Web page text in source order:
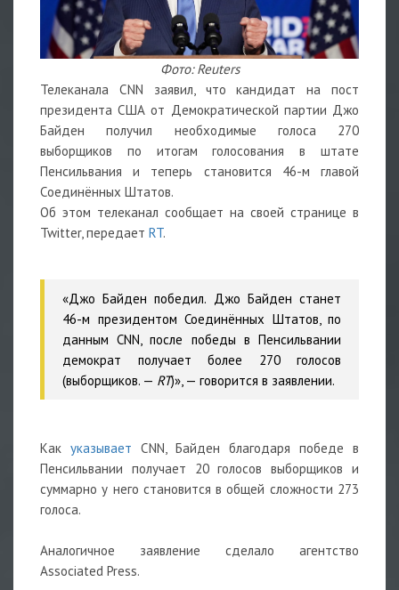
Фото: Reuters
Телеканала CNN заявил, что кандидат на пост
президента США от Демократической партии Джо
Байден получил необходимые голоса 270
выборщиков по итогам голосования в штате
Пенсильвания и теперь становится 46-м главой
Соединённых Штатов.
Об этом телеканал сообщает на своей странице в
Twitter, передает RT.
«Джо Байден победил. Джо Байден станет
46-м президентом Соединённых Штатов, по
данным CNN, после победы в Пенсильвании
демократ получает более 270 голосов
(выборщиков. — RT)», — говорится в заявлении.
Как указывает CNN, Байден благодаря победе в
Пенсильвании получает 20 голосов выборщиков и
суммарно у него становится в общей сложности 273
голоса.
Аналогичное заявление сделало агентство
Associated Press.